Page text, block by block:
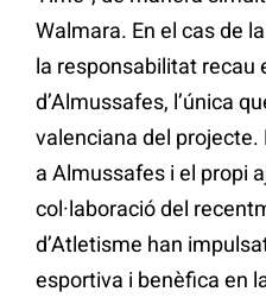
Walmara. En el cas de
la responsabilitat recau
d’Almussafes, l’única
valenciana del projecte.
a Almussafes i el propi
col·laboració del
d’Atletisme han
esportiva i benèfica en